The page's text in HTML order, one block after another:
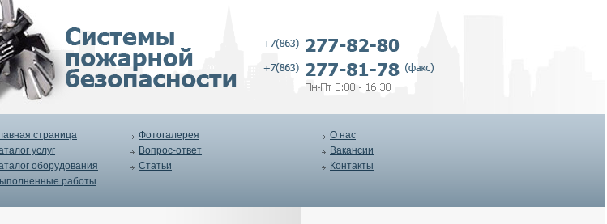
страница
услуг
оборудования
работы
Фотогалерея
Вопрос-ответ
Статьи
О нас
Вакансии
Контакты